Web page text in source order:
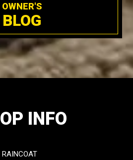
OWNER'S
BLOG
INFO
RAINCOAT